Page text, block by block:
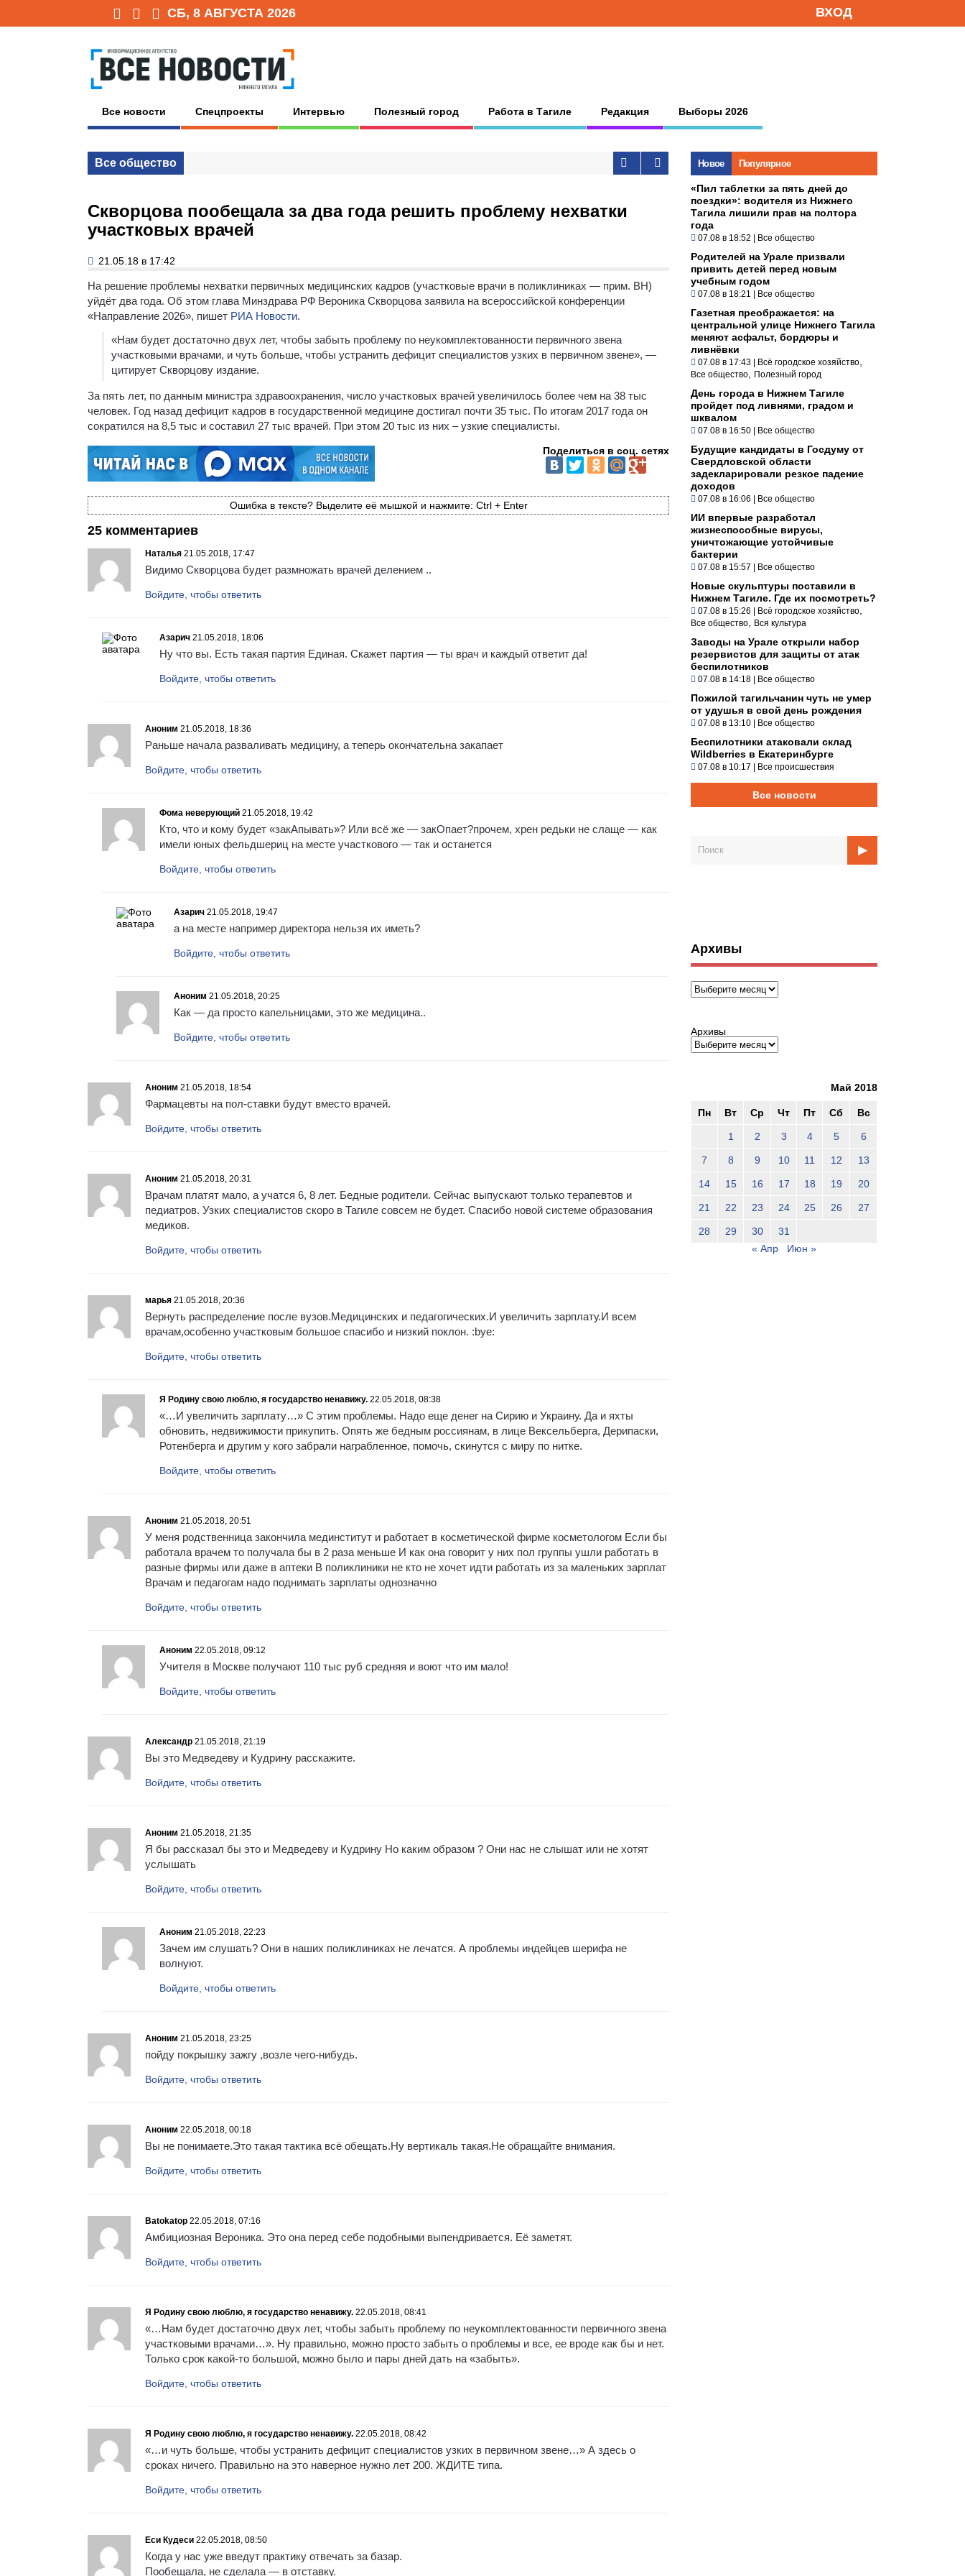
СБ, 8 АВГУСТА 2026 ВХОД
Все новости Спецпроекты Интервью Полезный город Работа в Тагиле Редакция Выборы 2026
Все общество
Скворцова пообещала за два года решить проблему нехватки
участковых врачей
21.05.18 в 17:42
На решение проблемы нехватки первичных медицинских кадров (участковые врачи в поликлиниках — прим. ВН)
уйдёт два года. Об этом глава Минздрава РФ Вероника Скворцова заявила на всероссийской конференции
«Направление 2026», пишет РИА Новости.
«Нам будет достаточно двух лет, чтобы забыть проблему по неукомплектованности первичного звена
участковыми врачами, и чуть больше, чтобы устранить дефицит специалистов узких в первичном звене», —
цитирует Скворцову издание.
За пять лет, по данным министра здравоохранения, число участковых врачей увеличилось более чем на 38 тыс
человек. Год назад дефицит кадров в государственной медицине достигал почти 35 тыс. По итогам 2017 года он
сократился на 8,5 тыс и составил 27 тыс врачей. При этом 20 тыс из них – узкие специалисты.
Поделиться в соц. сетях
Ошибка в тексте? Выделите её мышкой и нажмите: Ctrl + Enter
25 комментариев
Наталья 21.05.2018, 17:47
Видимо Скворцова будет размножать врачей делением ..
Войдите, чтобы ответить
Азарич 21.05.2018, 18:06
Ну что вы. Есть такая партия Единая. Скажет партия — ты врач и каждый ответит да!
Войдите, чтобы ответить
Аноним 21.05.2018, 18:36
Раньше начала разваливать медицину, а теперь окончательна закапает
Войдите, чтобы ответить
Фома неверующий 21.05.2018, 19:42
Кто, что и кому будет «закАпывать»? Или всё же — закОпает?прочем, хрен редьки не слаще — как
имели юных фельдшериц на месте участкового — так и останется
Войдите, чтобы ответить
Азарич 21.05.2018, 19:47
а на месте например директора нельзя их иметь?
Войдите, чтобы ответить
Аноним 21.05.2018, 20:25
Как — да просто капельницами, это же медицина..
Войдите, чтобы ответить
Аноним 21.05.2018, 18:54
Фармацевты на пол-ставки будут вместо врачей.
Войдите, чтобы ответить
Аноним 21.05.2018, 20:31
Врачам платят мало, а учатся 6, 8 лет. Бедные родители. Сейчас выпускают только терапевтов и
педиатров. Узких специалистов скоро в Тагиле совсем не будет. Спасибо новой системе образования
медиков.
Войдите, чтобы ответить
марья 21.05.2018, 20:36
Вернуть распределение после вузов.Медицинских и педагогических.И увеличить зарплату.И всем
врачам,особенно участковым большое спасибо и низкий поклон. :bye:
Войдите, чтобы ответить
Я Родину свою люблю, я государство ненавижу. 22.05.2018, 08:38
«…И увеличить зарплату…» С этим проблемы. Надо еще денег на Сирию и Украину. Да и яхты
обновить, недвижимости прикупить. Опять же бедным россиянам, в лице Вексельберга, Дерипаски,
Ротенберга и другим у кого забрали награбленное, помочь, скинутся с миру по нитке.
Войдите, чтобы ответить
Аноним 21.05.2018, 20:51
У меня родственница закончила мединститут и работает в косметической фирме косметологом Если бы
работала врачем то получала бы в 2 раза меньше И как она говорит у них пол группы ушли работать в
разные фирмы или даже в аптеки В поликлиники не кто не хочет идти работать из за маленьких зарплат
Врачам и педагогам надо поднимать зарплаты однозначно
Войдите, чтобы ответить
Аноним 22.05.2018, 09:12
Учителя в Москве получают 110 тыс руб средняя и воют что им мало!
Войдите, чтобы ответить
Александр 21.05.2018, 21:19
Вы это Медведеву и Кудрину расскажите.
Войдите, чтобы ответить
Аноним 21.05.2018, 21:35
Я бы рассказал бы это и Медведеву и Кудрину Но каким образом ? Они нас не слышат или не хотят
услышать
Войдите, чтобы ответить
Аноним 21.05.2018, 22:23
Зачем им слушать? Они в наших поликлиниках не лечатся. А проблемы индейцев шерифа не
волнуют.
Войдите, чтобы ответить
Аноним 21.05.2018, 23:25
пойду покрышку зажгу ,возле чего-нибудь.
Войдите, чтобы ответить
Аноним 22.05.2018, 00:18
Вы не понимаете.Это такая тактика всё обещать.Ну вертикаль такая.Не обращайте внимания.
Войдите, чтобы ответить
Batokatop 22.05.2018, 07:16
Амбициозная Вероника. Это она перед себе подобными выпендривается. Её заметят.
Войдите, чтобы ответить
Я Родину свою люблю, я государство ненавижу. 22.05.2018, 08:41
«…Нам будет достаточно двух лет, чтобы забыть проблему по неукомплектованности первичного звена
участковыми врачами…». Ну правильно, можно просто забыть о проблемы и все, ее вроде как бы и нет.
Только срок какой-то большой, можно было и пары дней дать на «забыть».
Войдите, чтобы ответить
Я Родину свою люблю, я государство ненавижу. 22.05.2018, 08:42
«…и чуть больше, чтобы устранить дефицит специалистов узких в первичном звене…» А здесь о
сроках ничего. Правильно на это наверное нужно лет 200. ЖДИТЕ типа.
Войдите, чтобы ответить
Еси Кудеси 22.05.2018, 08:50
Когда у нас уже введут практику отвечать за базар.
Пообещала, не сделала — в отставку.
Новое Популярное
«Пил таблетки за пять дней до
поездки»: водителя из Нижнего
Тагила лишили прав на полтора
года
07.08 в 18:52 | Все общество
Родителей на Урале призвали
привить детей перед новым
учебным годом
07.08 в 18:21 | Все общество
Газетная преображается: на
центральной улице Нижнего Тагила
меняют асфальт, бордюры и
ливнёвки
07.08 в 17:43 | Всё городское хозяйство
Все общество Полезный город
День города в Нижнем Тагиле
пройдет под ливнями, градом и
шквалом
07.08 в 16:50 | Все общество
Будущие кандидаты в Госдуму от
Свердловской области
задекларировали резкое падение
доходов
07.08 в 16:06 | Все общество
ИИ впервые разработал
жизнеспособные вирусы,
уничтожающие устойчивые
бактерии
07.08 в 15:57 | Все общество
Новые скульптуры поставили в
Нижнем Тагиле. Где их посмотреть?
07.08 в 15:26 | Всё городское хозяйство
Все общество Вся культура
Заводы на Урале открыли набор
резервистов для защиты от атак
беспилотников
07.08 в 14:18 | Все общество
Пожилой тагильчанин чуть не умер
от удушья в свой день рождения
07.08 в 13:10 | Все общество
Беспилотники атаковали склад
Wildberries в Екатеринбурге
07.08 в 10:17 | Все происшествия
Все новости
Архивы
Архивы
Архивы
Май 2018
Пн Вт Ср Чт Пт Сб Вс
1 2 3 4 5 6
7 8 9 10 11 12 13
14 15 16 17 18 19 20
21 22 23 24 25 26 27
28 29 30
31
« Апр
Июн »